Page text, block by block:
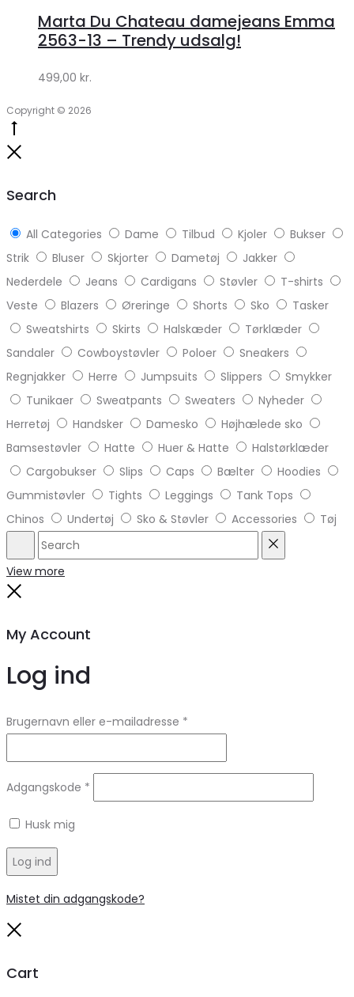
Klædeskabet.dk
Marta Du Chateau damejeans Emma
2563-13 – Trendy udsalg!
499,00 kr.
Copyright © 2026
Search
All Categories Dame Tilbud Kjoler
Bukser
Strik
Bluser Skjorter Dametøj
Jakker
Nederdele
Jeans Cardigans Støvler
T-shirts
Veste
Blazers Øreringe Shorts Sko
Tasker
Sweatshirts
Skirts Halskæder
Tørklæder
Sandaler
Cowboystøvler Poloer
Sneakers
Regnjakker
Herre Jumpsuits Slippers
Smykker
Tunikaer
Sweatpants Sweaters
Nyheder
Herretøj
Handsker Damesko
Højhælede sko
Bamsestøvler
Hatte Huer & Hatte
Halstørklæder
Cargobukser
Slips Caps Bælter
Hoodies
Gummistøvler
Tights Leggings
Tank Tops
Chinos
Undertøj Sko & Støvler Accessories Tøj
Search
View more
My Account
Log ind
Brugernavn eller e-mailadresse *
Adgangskode *
Husk mig
Log ind
Mistet din adgangskode?
Cart